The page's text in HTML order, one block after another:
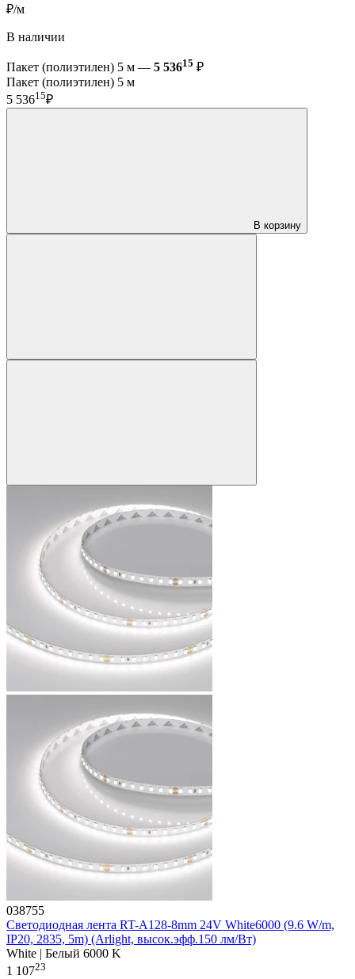
₽/м
В наличии
Пакет (полиэтилен) 5 м — 5 53615 ₽
Пакет (полиэтилен) 5 м
5 53615₽
В корзину
038755
Светодиодная лента RT-A128-8mm 24V White6000 (9.6 W/m,
IP20, 2835, 5m) (Arlight, высок.эфф.150 лм/Вт)
White | Белый 6000 K
1 10723